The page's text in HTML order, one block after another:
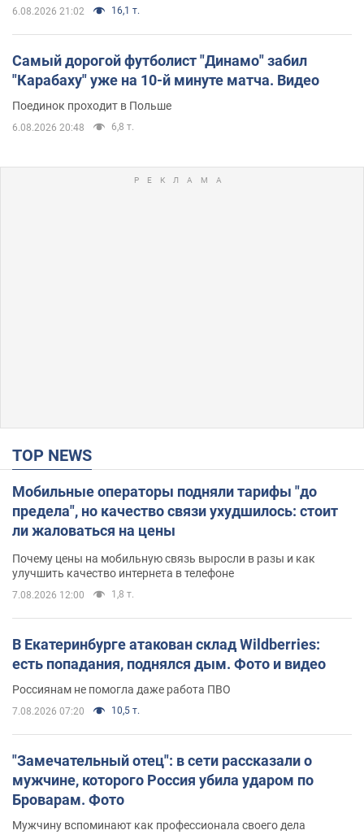
6.08.2026 21:02 16,1 т.
Самый дорогой футболист "Динамо" забил
"Карабаху" уже на 10-й минуте матча. Видео
Поединок проходит в Польше
6.08.2026 20:48 6,8 т.
TOP NEWS
Мобильные операторы подняли тарифы "до
предела", но качество связи ухудшилось: стоит
ли жаловаться на цены
Почему цены на мобильную связь выросли в разы и как
улучшить качество интернета в телефоне
7.08.2026 12:00 1,8 т.
В Екатеринбурге атакован склад Wildberries:
есть попадания, поднялся дым. Фото и видео
Россиянам не помогла даже работа ПВО
7.08.2026 07:20 10,5 т.
"Замечательный отец": в сети рассказали о
мужчине, которого Россия убила ударом по
Броварам. Фото
Мужчину вспоминают как профессионала своего дела